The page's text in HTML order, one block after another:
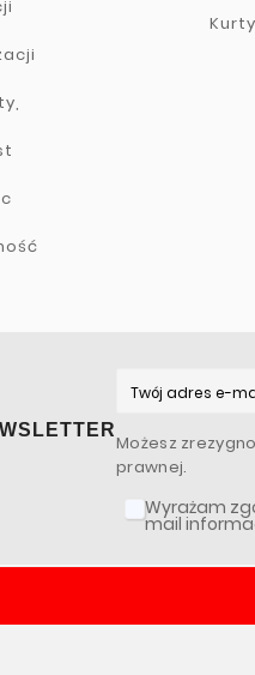
Możesz
prawnej.
Wyrażam
mail